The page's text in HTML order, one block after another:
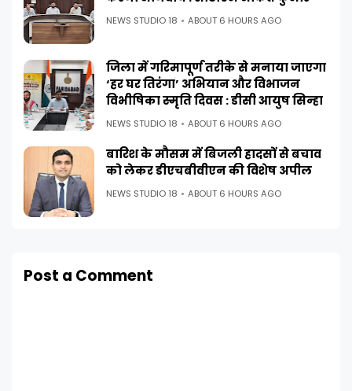
NEWS STUDIO 18 ABOUT 6 HOURS AGO
जिला में गरिमापूर्ण तरीके से मनाया जाएगा
‘हर घर तिरंगा’ अभियान और विभाजन
विभीषिका स्मृति दिवस : डीसी आयुष सिन्हा
NEWS STUDIO 18 ABOUT 6 HOURS AGO
बारिश के मौसम में बिजली हादसों से बचाव
को लेकर डीएचबीवीएन की विशेष अपील
NEWS STUDIO 18 ABOUT 6 HOURS AGO
Post a Comment